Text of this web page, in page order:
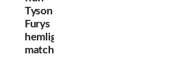
Tyson
Furys
hemliga
match